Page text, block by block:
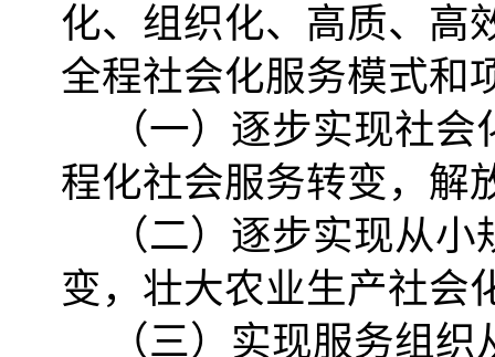
化、组织化、高质、高
全程社会化服务模式和
（一）逐步实现社
程化社会服务转变，解
（二）逐步实现从
变，壮大农业生产社会
（三）实现服务组